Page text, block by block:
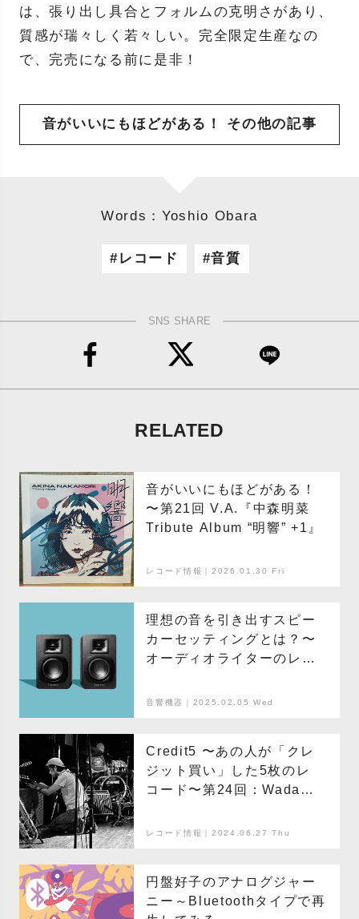
は、張り出し具合とフォルムの克明さがあり、
質感が瑞々しく若々しい。完全限定生産なの
で、完売になる前に是非！
音がいいにもほどがある！ その他の記事
Words：Yoshio Obara
レコード 音質
SNS SHARE
RELATED
音がいいにもほどがある！
〜第21回 V.A.『中森明菜
Tribute Album “明響” +1』
レコード情報｜2026.01.30 Fri
理想の音を引き出すスピー
カーセッティングとは？〜
オーディオライターのレ
音響機器｜2025.02.05 Wed
Credit5 〜あの人が「クレ
ジット買い」した5枚のレ
コード〜第24回：Wada
レコード情報｜2024.06.27 Thu
円盤好子のアナログジャー
ニー～Bluetoothタイプで再